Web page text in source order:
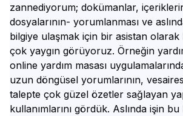
zannediyorum; dokümanlar,
dosyalarının- yorumlanması ve
bilgiye ulaşmak için bir asistan olarak
çok yaygın görüyoruz. Örneğin
online yardım masası
uzun döngüsel yorumlarının,
talepte çok güzel özetler sağlayan
kullanımlarını gördük. Aslında işin